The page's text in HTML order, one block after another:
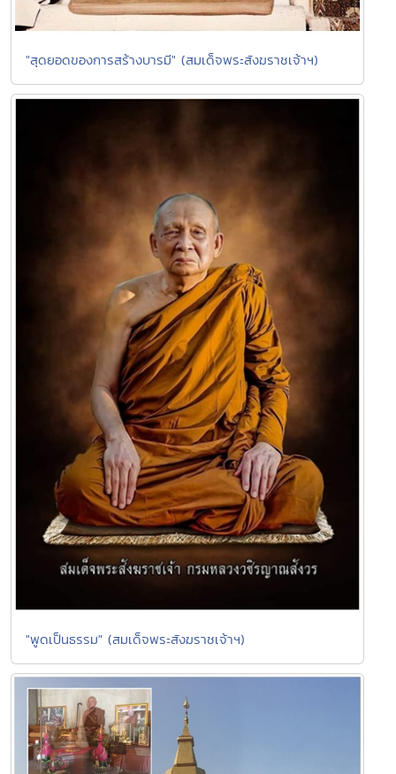
"สุดยอดของการสร้างบารมี" (สมเด็จพระสังฆราชเจ้าฯ)
"พูดเป็นธรรม" (สมเด็จพระสังฆราชเจ้าฯ)